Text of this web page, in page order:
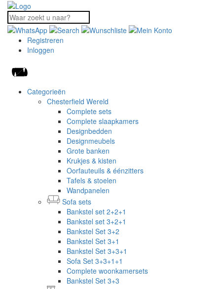
Registreren
Inloggen
Categorieën
Chesterfield Wereld
Complete sets
Complete slaapkamers
Designbedden
Designmeubels
Grote banken
Krukjes & kisten
Oorfauteuils & éénzitters
Tafels & stoelen
Wandpanelen
Sofa sets
Bankstel set 2+2+1
Bankstel set 3+2+1
Bankstel Set 3+2
Bankstel Set 3+1
Bankstel Set 3+3+1
Sofa Set 3+3+1+1
Complete woonkamersets
Bankstel Set 3+3